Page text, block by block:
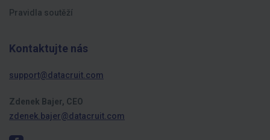
Pravidla soutěží
Kontaktujte nás
support@datacruit.com
Zdenek Bajer, CEO
zdenek.bajer@datacruit.com